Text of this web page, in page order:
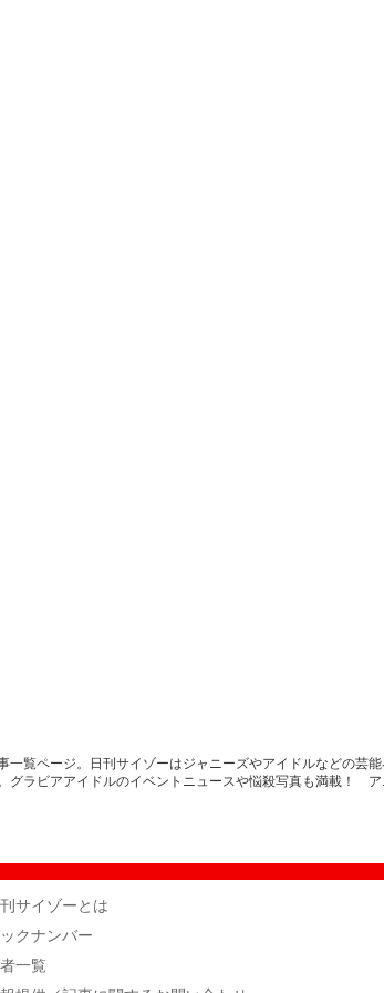
一覧ページ。日刊サイゾーはジャニーズやアイドルなどの芸
グラビアアイドルのイベントニュースや悩殺写真も満載！
サイゾーとは
クナンバー
一覧